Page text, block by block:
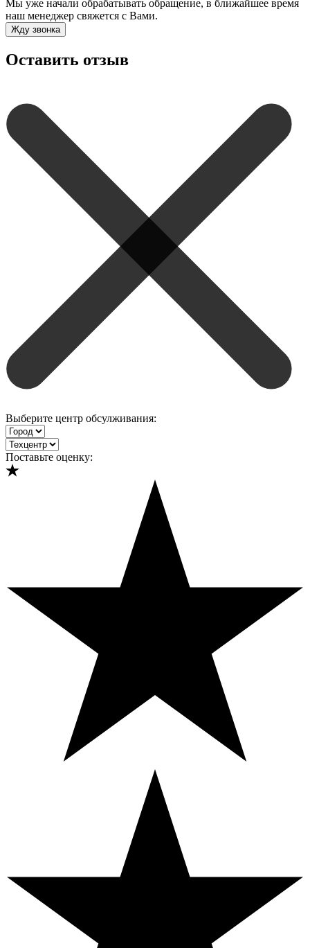
Мы уже начали обрабатывать обращение, в ближайшее время
наш менеджер свяжется с Вами.
Жду звонка
Оставить отзыв
Выберите центр обсулживания:
Поставьте оценку: